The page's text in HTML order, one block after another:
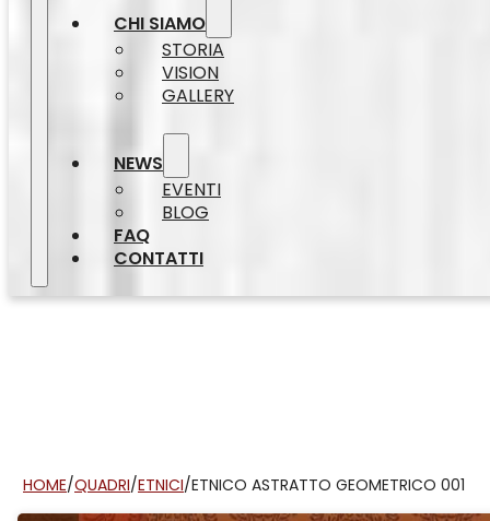
CHI SIAMO
STORIA
VISION
GALLERY
NEWS
EVENTI
BLOG
FAQ
CONTATTI
HOME/QUADRI/ETNICI/ETNICO ASTRATTO GEOMETRICO 001